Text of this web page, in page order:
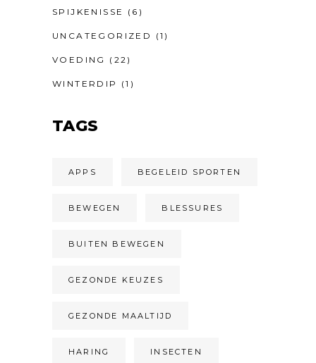
SPIJKENISSE (6)
UNCATEGORIZED (1)
VOEDING (22)
WINTERDIP (1)
TAGS
APPS BEGELEID SPORTEN
BEWEGEN BLESSURES
BUITEN BEWEGEN
GEZONDE KEUZES
GEZONDE MAALTIJD
HARING INSECTEN